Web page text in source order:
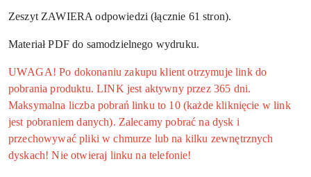
Zeszyt ZAWIERA odpowiedzi (łącznie 61 stron).
Materiał PDF do samodzielnego wydruku.
UWAGA! Po dokonaniu zakupu klient otrzymuje link do
pobrania produktu. LINK jest aktywny przez 365 dni.
Maksymalna liczba pobrań linku to 10 (każde kliknięcie w link
jest pobraniem danych). Zalecamy pobrać na dysk i
przechowywać pliki w chmurze lub na kilku zewnętrznych
dyskach! Nie otwieraj linku na telefonie!